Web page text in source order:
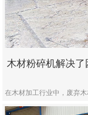
木材粉碎机解决
在木材加工行业中，废弃